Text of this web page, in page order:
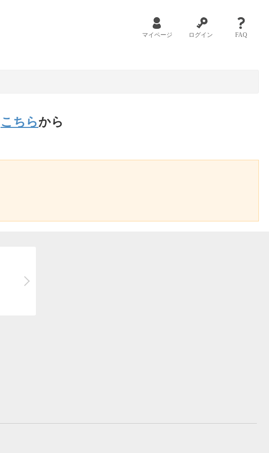
マイページ ログイン FAQ
こちらから